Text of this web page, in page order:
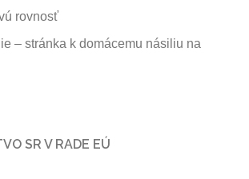
rovnosť
– stránka k domácemu násiliu na
SR V RADE EÚ